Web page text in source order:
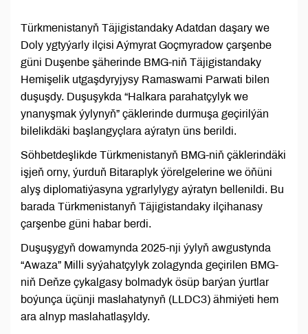
Türkmenistanyň Täjigistandaky Adatdan daşary we
Doly ygtyýarly ilçisi Aýmyrat Goçmyradow çarşenbe
güni Duşenbe şäherinde BMG-niň Täjigistandaky
Hemişelik utgaşdyryjysy Ramaswami Parwati bilen
duşuşdy. Duşuşykda “Halkara parahatçylyk we
ynanyşmak ýylynyň” çäklerinde durmuşa geçirilýän
bilelikdäki başlangyçlara aýratyn üns berildi.
Söhbetdeşlikde Türkmenistanyň BMG-niň çäklerindäki
işjeň orny, ýurduň Bitaraplyk ýörelgelerine we öňüni
alyş diplomatiýasyna ygrarlylygy aýratyn bellenildi. Bu
barada Türkmenistanyň Täjigistandaky ilçihanasy
çarşenbe güni habar berdi.
Duşuşygyň dowamynda 2025-nji ýylyň awgustynda
“Awaza” Milli syýahatçylyk zolagynda geçirilen BMG-
niň Deňze çykalgasy bolmadyk ösüp barýan ýurtlar
boýunça üçünji maslahatynyň (LLDC3) ähmiýeti hem
ara alnyp maslahatlaşyldy.